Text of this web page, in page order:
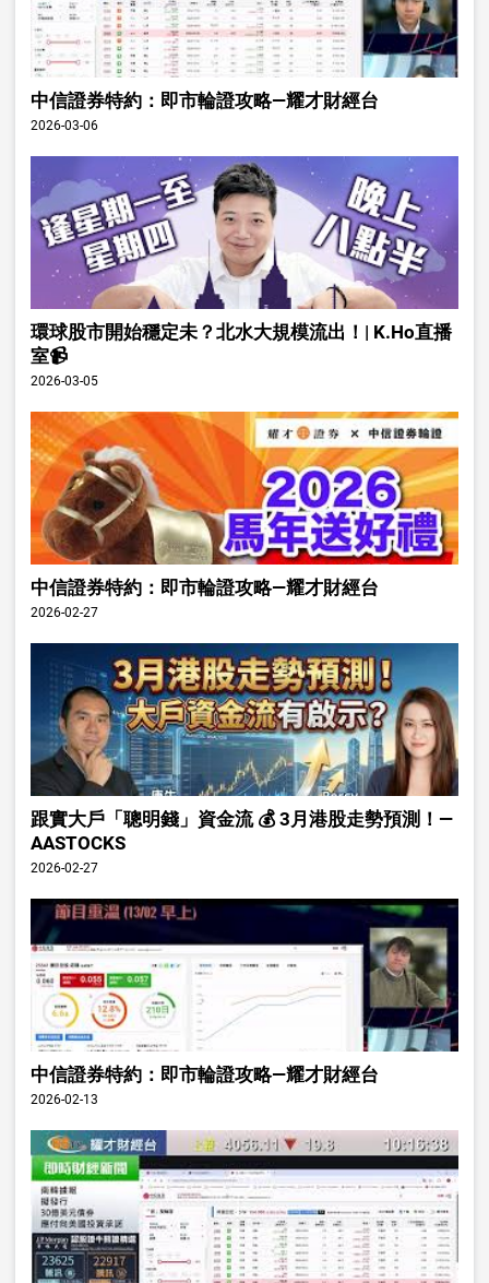
中信證券特約：即市輪證攻略—耀才財經台
2026-03-06
環球股市開始穩定未？北水大規模流出！| K.Ho直播
室📹
2026-03-05
中信證券特約：即市輪證攻略—耀才財經台
2026-02-27
跟實大戶「聰明錢」資金流 💰 3月港股走勢預測！—
AASTOCKS
2026-02-27
中信證券特約：即市輪證攻略—耀才財經台
2026-02-13